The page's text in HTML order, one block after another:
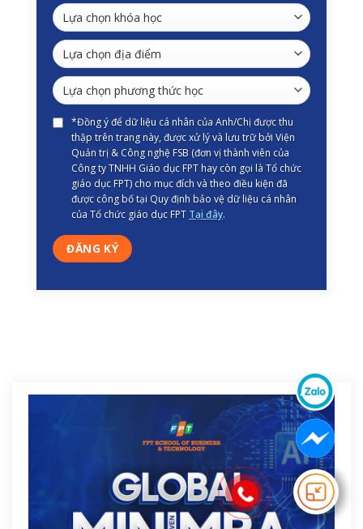
*Đồng ý để dữ liệu cá nhân của Anh/Chị được thu
thập trên trang này, được xử lý và lưu trữ bởi Viện
Quản trị & Công nghệ FSB (đơn vị thành viên của
Công ty TNHH Giáo dục FPT hay còn gọi là Tổ chức
giáo dục FPT) cho mục đích và theo điều kiện đã
được công bố tại Quy định bảo vệ dữ liệu cá nhân
của Tổ chức giáo dục FPT Tại đây.